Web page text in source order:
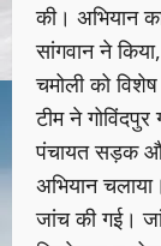
की। अभियान
सांगवान ने
चमोली को
टीम ने
पंचायत सड़क
अभियान
जांच की गई।